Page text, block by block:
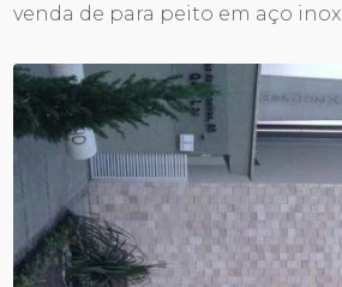
venda de para peito em aço inox